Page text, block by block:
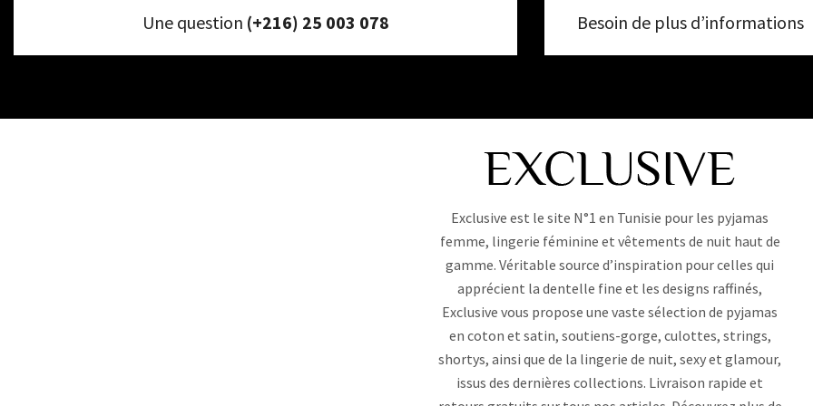
Une question (+216) 25 003 078 Besoin de plus d’informations
Exclusive est le site N°1 en Tunisie pour les pyjamas
femme, lingerie féminine et vêtements de nuit haut de
gamme. Véritable source d’inspiration pour celles qui
apprécient la dentelle fine et les designs raffinés,
Exclusive vous propose une vaste sélection de pyjamas
en coton et satin, soutiens-gorge, culottes, strings,
shortys, ainsi que de la lingerie de nuit, sexy et glamour,
issus des dernières collections. Livraison rapide et